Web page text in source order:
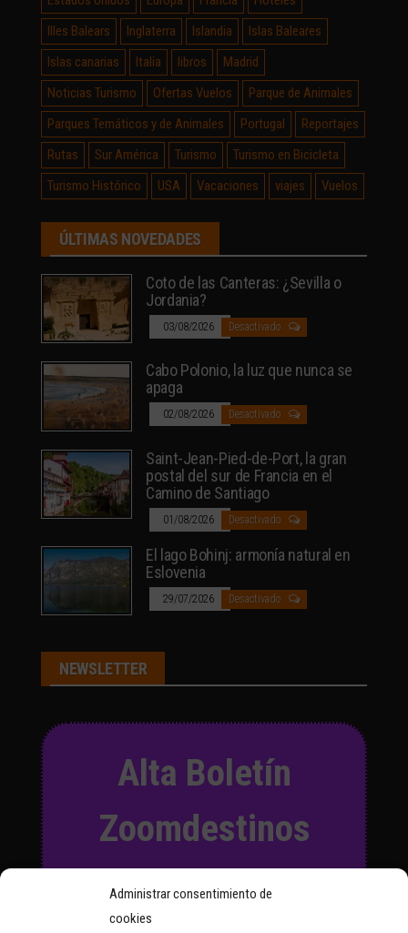
Administrar consentimiento de
cookies
Illes Balears
Inglaterra Islandia
Islas Baleares
Islas canarias
Italia libros
Madrid
Noticias Turismo
Ofertas Vuelos
Parque de Animales
Parques Temáticos y de Animales
Portugal
Reportajes
Rutas
Sur América Turismo
Turismo en Bicicleta
Turismo Histórico
USA Vacaciones viajes Vuelos
ÚLTIMAS NOVEDADES
Coto de las Canteras: ¿Sevilla o
Jordania?
03/08/2026 Desactivado
Cabo Polonio, la luz que nunca se
apaga
02/08/2026 Desactivado
Saint-Jean-Pied-de-Port, la gran
postal del sur de Francia en el
Camino de Santiago
01/08/2026 Desactivado
El lago Bohinj: armonía natural en
Eslovenia
29/07/2026 Desactivado
NEWSLETTER
Alta Boletín
Zoomdestinos
y recibirás regularmente las
noticias y reportajes que